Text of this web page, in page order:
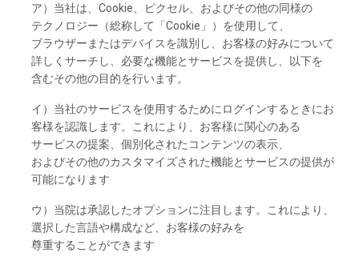
ア） 当社は、 Cookie、ピクセル、 およびその他の同様の
テクノロジー （総称して 「Cookie」）を使用して、
ブラウザーまたはデバイスを識別し、お客様の好みについて
詳し く サーチし、 必要な機能とサービスを提供し、
以下を
含むその他の目的を行います。
イ） 当社のサービスを使用するために ログインするときにお
客様を認識し ます。 これにより、 お客様に関心のある
サービスの提案、 個別化さ れた コンテンツの表示、
およびその他のカスタマイズさ れた機能とサービスの提供が
可能になります
ウ） 当院は承認したオプションに注目し ます。
これにより、
選択した言語や構成など、 お客様の好みを
尊重することができます